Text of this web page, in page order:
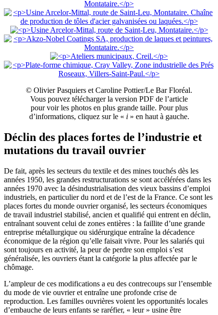
© Olivier Pasquiers et Caroline Pottier/Le Bar Floréal.
Vous pouvez télécharger la version PDF de l’article
pour voir les photos en plus grande taille. Pour plus
d’informations, cliquez sur le « i» en haut à gauche.
Déclin des places fortes de l’industrie et
mutations du travail ouvrier
De fait, après les secteurs du textile et des mines touchés dès les
années 1950, les grandes restructurations se sont accélérées dans les
années 1970 avec la désindustrialisation des vieux bassins d’emploi
industriels, en particulier du nord et de l’est de la France. Ce sont les
places fortes du monde ouvrier organisé, les secteurs économiques
de travail industriel stabilisé, ancien et qualifié qui entrent en déclin,
entraînant souvent celui de zones entières : la faillite d’une grande
entreprise métallurgique ou sidérurgique entraîne la décadence
économique de la région qu’elle faisait vivre. Pour les salariés qui
sont toujours en activité, la peur de perdre son emploi s’est
généralisée, les ouvriers étant la catégorie la plus affectée par le
chômage.
L’ampleur de ces modifications a eu des contrecoups sur l’ensemble
du mode de vie ouvrier et entraîne une profonde crise de
reproduction. Les familles ouvrières voient les opportunités locales
d’embauche de leurs enfants se raréfier, « leur » usine être